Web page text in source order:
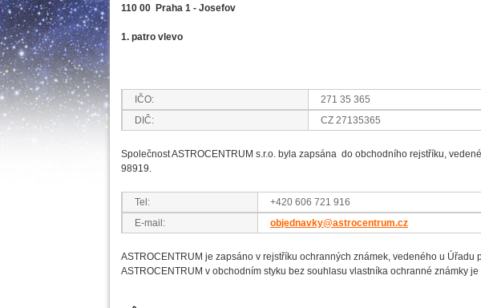
110 00 Praha 1 - Josefov
1. patro vlevo
IČO:
271 35 365
DIČ:
CZ 27135365
Společnost ASTROCENTRUM s.r.o. byla zapsána do obchodního rejstříku,
98919.
Tel:
+420 606 721 916
E-mail:
objednavky@astrocentrum.cz
ASTROCENTRUM je zapsáno v rejstříku ochranných známek, vedeného u Úřadu
ASTROCENTRUM v obchodním styku bez souhlasu vlastníka ochranné známky je